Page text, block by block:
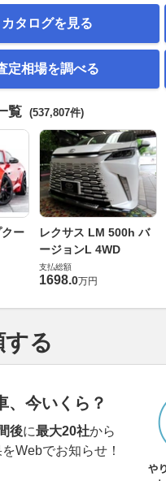
カタログを見る
定相場を調べる
覧 (537,807件)
ー
レクサス LM 500h バ
ージョンL 4WD
支払総額
1698.0万円
る
、今いくら？
後に最大20社から
Webでお知らせ！